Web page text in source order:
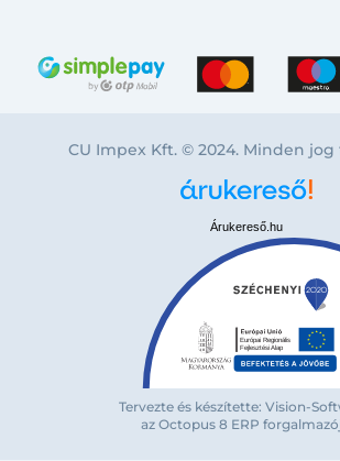
CU Impex Kft. © 2024. Minden
Árukereső.hu
Tervezte és készítette: Vision-
az Octopus 8 ERP